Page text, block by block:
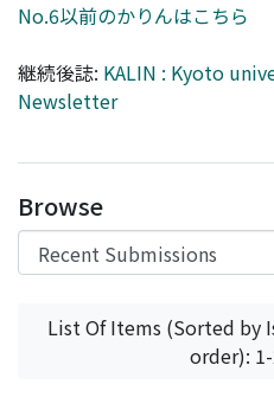
No.6以前のかりんはこちら
継続後誌: KALIN : Kyoto
Newsletter
Browse
List Of Items (Sorted by
order):